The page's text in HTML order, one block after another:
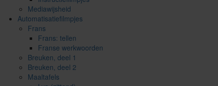
Mediawijsheid
Automatisatiefilmpjes
Frans
Frans: tellen
Franse werkwoorden
Breuken, deel 1
Breuken, deel 2
Maaltafels